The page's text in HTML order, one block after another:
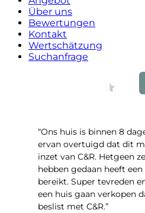
Über uns
Bewertungen
Kontakt
Wertschätzung
Suchanfrage
“Ons huis is binnen 8
ervan overtuigd dat dit
inzet van C&R. Hetgeen
hebben gedaan heeft
bereikt. Super tevreden
een huis gaan verkopen
beslist met C&R.”